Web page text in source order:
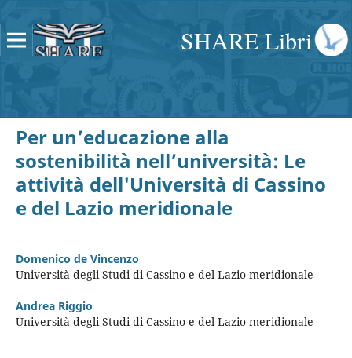
SHARE Libri
Per un’educazione alla
sostenibilità nell’università: Le
attività dell'Università di Cassino
e del Lazio meridionale
Domenico de Vincenzo
Università degli Studi di Cassino e del Lazio meridionale
Andrea Riggio
Università degli Studi di Cassino e del Lazio meridionale